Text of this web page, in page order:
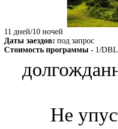
11 дней/10 ночей
Даты заездов: под запрос
Стоимость программы - 1/DBL
Не